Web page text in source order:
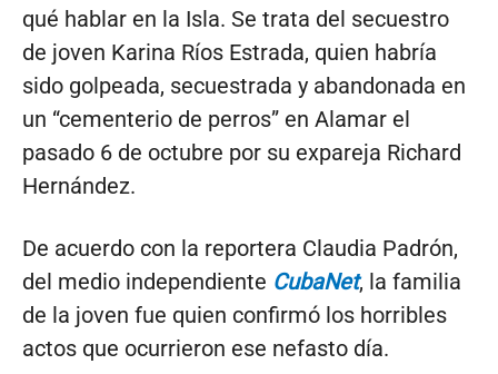
qué hablar en la Isla. Se trata del secuestro
de joven Karina Ríos Estrada, quien habría
sido golpeada, secuestrada y abandonada en
un “cementerio de perros” en Alamar el
pasado 6 de octubre por su expareja Richard
Hernández.
De acuerdo con la reportera Claudia Padrón,
del medio independiente CubaNet, la familia
de la joven fue quien confirmó los horribles
actos que ocurrieron ese nefasto día.